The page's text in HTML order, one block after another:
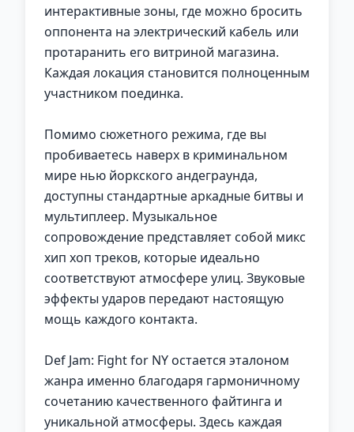
интерактивные зоны, где можно бросить
оппонента на электрический кабель или
протаранить его витриной магазина.
Каждая локация становится полноценным
участником поединка.
Помимо сюжетного режима, где вы
пробиваетесь наверх в криминальном
мире нью йоркского андеграунда,
доступны стандартные аркадные битвы и
мультиплеер. Музыкальное
сопровождение представляет собой микс
хип хоп треков, которые идеально
соответствуют атмосфере улиц. Звуковые
эффекты ударов передают настоящую
мощь каждого контакта.
Def Jam: Fight for NY остается эталоном
жанра именно благодаря гармоничному
сочетанию качественного файтинга и
уникальной атмосферы. Здесь каждая